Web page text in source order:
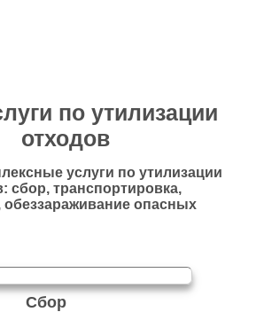
по утилизации
отходов
услуги по утилизации
сбор, транспортировка,
обеззараживание опасных
Сбор